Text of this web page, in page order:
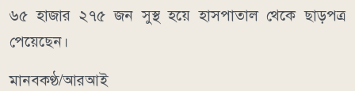
৬৫ হাজার ২৭৫ জন সুস্থ হয়ে হাসপাতাল থেকে ছাড়পত্র
পেয়েছেন।
মানবকণ্ঠ/আরআই